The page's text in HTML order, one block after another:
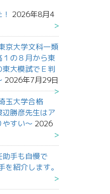
2026年8月4
京大学文科一類
１の８月から東
大模試でＥ判
2026年7月29日
玉大学合格
辺勝彦先生はア
すい～ 2026
手も自慢で
紹介します。